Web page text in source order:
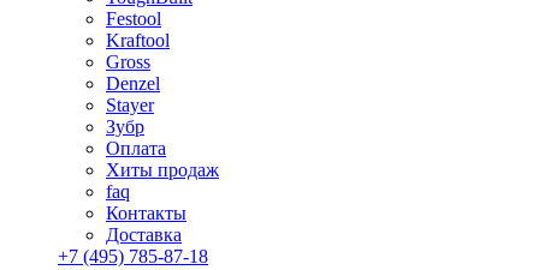
Festool
Kraftool
Gross
Denzel
Stayer
Зубр
Оплата
Хиты продаж
faq
Контакты
Доставка
+7 (495) 785-87-18